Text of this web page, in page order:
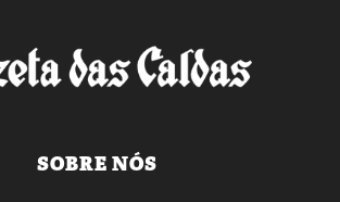
SOBRE NÓS